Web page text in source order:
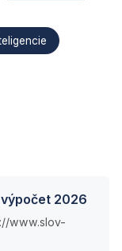
2026
www.slov-